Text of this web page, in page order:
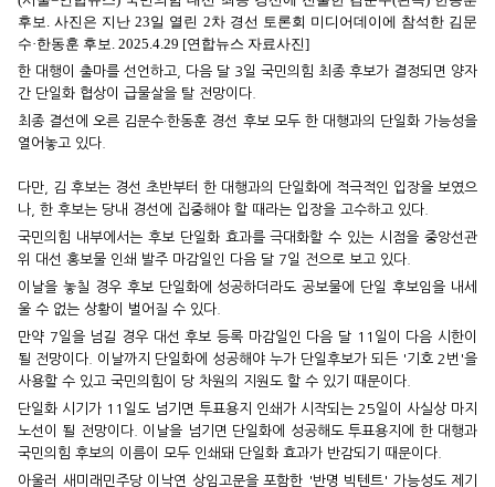
후보. 사진은 지난 23일 열린 2차 경선 토론회 미디어데이에 참석한 김문
수·한동훈 후보. 2025.4.29 [연합뉴스 자료사진]
한 대행이 출마를 선언하고, 다음 달 3일 국민의힘 최종 후보가 결정되면 양자
간 단일화 협상이 급물살을 탈 전망이다.
최종 결선에 오른 김문수·한동훈 경선 후보 모두 한 대행과의 단일화 가능성을
열어놓고 있다.
다만, 김 후보는 경선 초반부터 한 대행과의 단일화에 적극적인 입장을 보였으
나, 한 후보는 당내 경선에 집중해야 할 때라는 입장을 고수하고 있다.
국민의힘 내부에서는 후보 단일화 효과를 극대화할 수 있는 시점을 중앙선관
위 대선 홍보물 인쇄 발주 마감일인 다음 달 7일 전으로 보고 있다.
이날을 놓칠 경우 후보 단일화에 성공하더라도 공보물에 단일 후보임을 내세
울 수 없는 상황이 벌어질 수 있다.
만약 7일을 넘길 경우 대선 후보 등록 마감일인 다음 달 11일이 다음 시한이
될 전망이다. 이날까지 단일화에 성공해야 누가 단일후보가 되든 '기호 2번'을
사용할 수 있고 국민의힘이 당 차원의 지원도 할 수 있기 때문이다.
단일화 시기가 11일도 넘기면 투표용지 인쇄가 시작되는 25일이 사실상 마지
노선이 될 전망이다. 이날을 넘기면 단일화에 성공해도 투표용지에 한 대행과
국민의힘 후보의 이름이 모두 인쇄돼 단일화 효과가 반감되기 때문이다.
아울러 새미래민주당 이낙연 상임고문을 포함한 '반명 빅텐트' 가능성도 제기